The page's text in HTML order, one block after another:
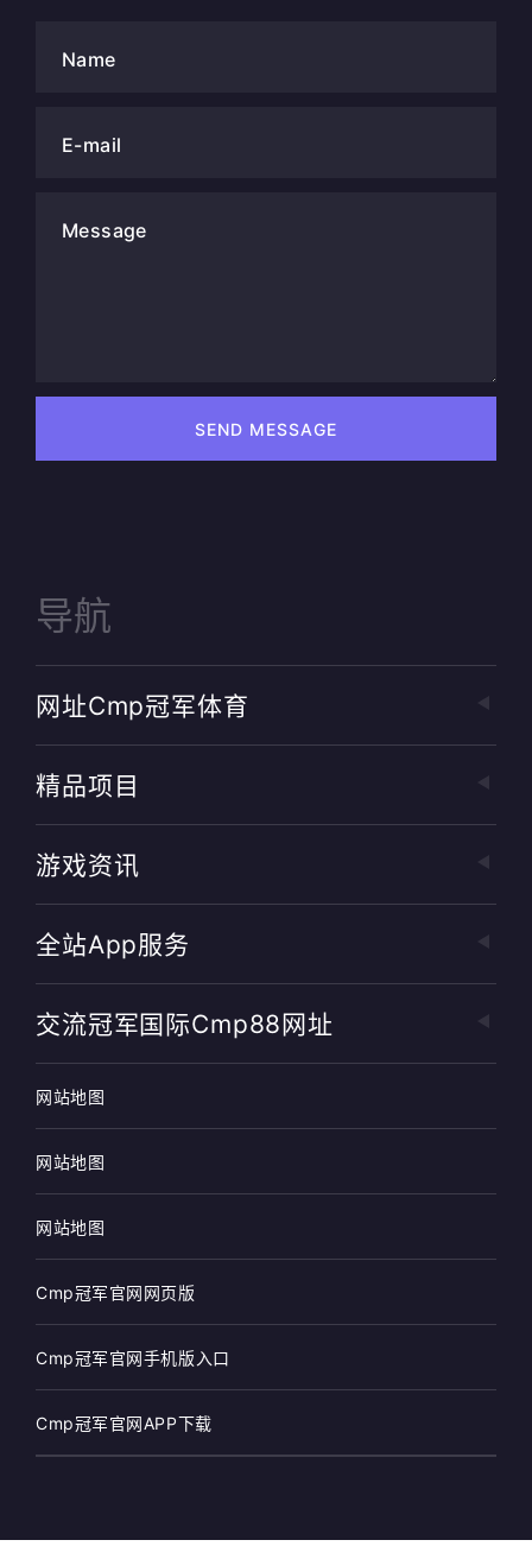
Name
E-mail
Message
SEND MESSAGE
导航
网址cmp冠军体育
精品项目
游戏资讯
全站app服务
交流冠军国际cmp88网址
网站地图
网站地图
网站地图
Cmp冠军官网网页版
Cmp冠军官网手机版入口
Cmp冠军官网APP下载